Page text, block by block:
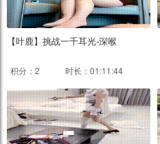
【叶鹿】挑战一千耳光-深喉
积分：2 时长：01:11:44